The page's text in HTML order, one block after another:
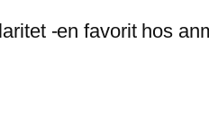
-en favorit hos